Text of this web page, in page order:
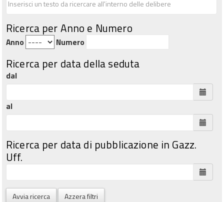
Ricerca per Anno e Numero
Anno Numero
Ricerca per data della seduta
dal
al
Ricerca per data di pubblicazione in Gazz.
Uff.
Avvia ricerca Azzera filtri